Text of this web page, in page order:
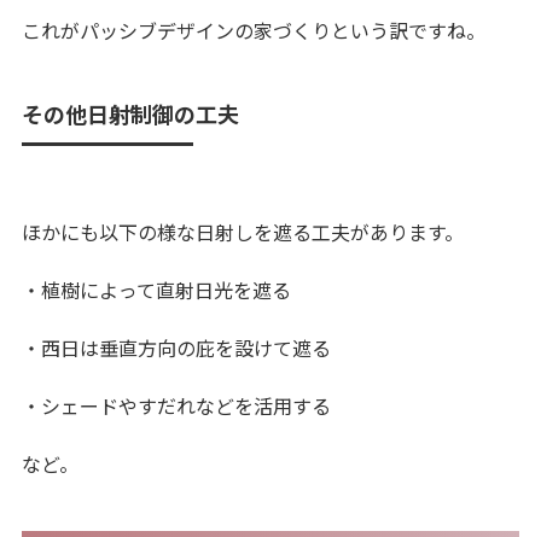
これがパッシブデザインの家づくりという訳ですね。
その他日射制御の工夫
ほかにも以下の様な日射しを遮る工夫があります。
・植樹によって直射日光を遮る
・西日は垂直方向の庇を設けて遮る
・シェードやすだれなどを活用する
など。